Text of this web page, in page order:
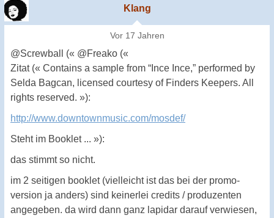
Klang
Vor 17 Jahren
@Screwball (« @Freako («
Zitat (« Contains a sample from “Ince Ince,” performed by
Selda Bagcan, licensed courtesy of Finders Keepers. All
rights reserved. »):
http://www.downtownmusic.com/mosdef/
Steht im Booklet ... »):
das stimmt so nicht.
im 2 seitigen booklet (vielleicht ist das bei der promo-
version ja anders) sind keinerlei credits / produzenten
angegeben. da wird dann ganz lapidar darauf verwiesen,